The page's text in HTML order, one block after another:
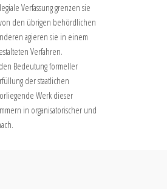
Verfassung grenzen sie
den übrigen behördlichen
agieren sie in einem
Verfahren.
Bedeutung formeller
der staatlichen
Werk dieser
in organisatorischer und